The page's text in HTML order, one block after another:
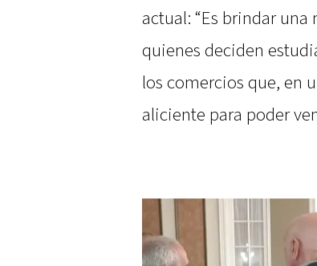
actual: “Es brindar
quienes deciden
los comercios que, en
aliciente para poder